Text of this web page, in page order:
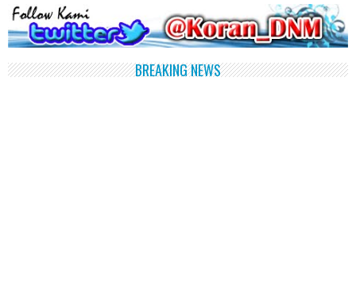
BREAKING NEWS